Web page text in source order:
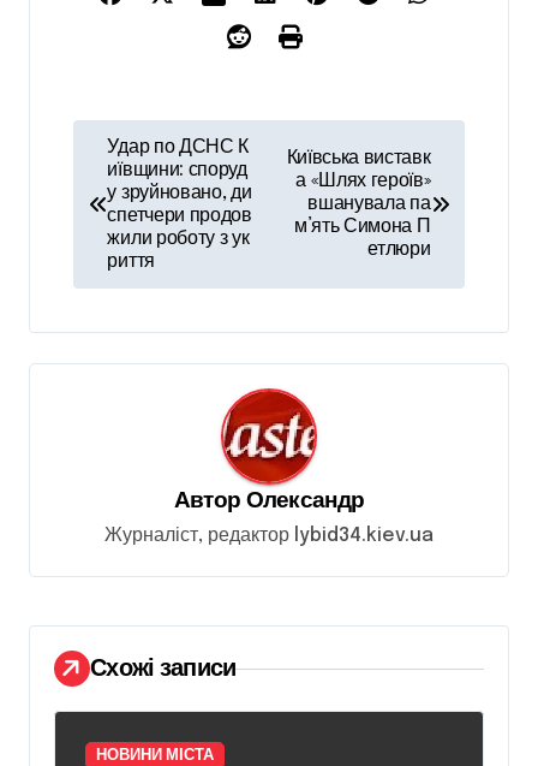
в
г
а
ц
п
с
і
в
Удар по ДСНС К
иївщини: споруд
у зруйновано, ди
спетчери продов
жили роботу з ук
риття
Київська виставк
а «Шлях героїв»
вшанувала па
м’ять Симона П
етлюри
Автор Олександр
Журналіст, редактор lybid34.kiev.ua
Схожі записи
НОВИНИ МІСТА